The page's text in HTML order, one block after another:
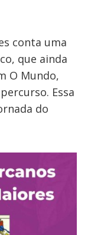
conta uma
que ainda
O Mundo,
Essa
do